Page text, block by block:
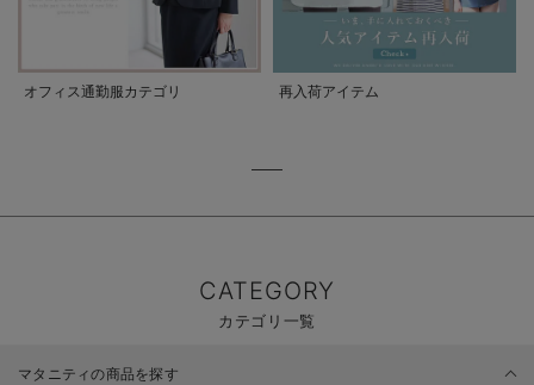
オフィス通勤服カテゴリ 再入荷アイテム
CATEGORY
カテゴリ一覧
マタニティの商品を探す